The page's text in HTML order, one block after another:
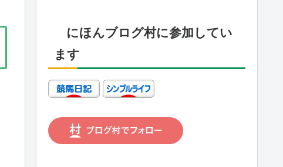
にほんブログ村に参加してい
ます